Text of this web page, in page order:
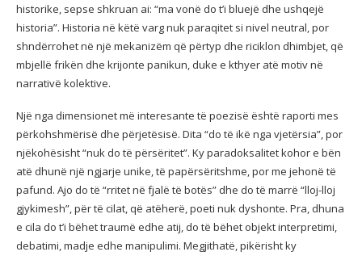
historike, sepse shkruan ai: “ma vonë do t’i bluejë dhe ushqejë
historia”. Historia në këtë varg nuk paraqitet si nivel neutral, por
shndërrohet në një mekanizëm që përtyp dhe riciklon dhimbjet, që
mbjellë frikën dhe krijonte panikun, duke e kthyer atë motiv në
narrativë kolektive.
Një nga dimensionet më interesante të poezisë është raporti mes
përkohshmërisë dhe përjetësisë. Dita “do të ikë nga vjetërsia”, por
njëkohësisht “nuk do të përsëritet”. Ky paradoksalitet kohor e bën
atë dhunë një ngjarje unike, të papërsëritshme, por me jehonë të
pafund. Ajo do të “rritet në fjalë të botës” dhe do të marrë “lloj-lloj
gjykimesh”, për të cilat, që atëherë, poeti nuk dyshonte. Pra, dhuna
e cila do t’i bëhet traumë edhe atij, do të bëhet objekt interpretimi,
debatimi, madje edhe manipulimi. Megjithatë, pikërisht ky